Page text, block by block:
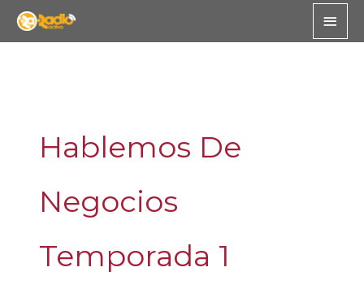
Main
Hablemos De
Negocios
Temporada 1